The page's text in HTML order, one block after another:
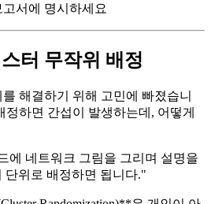
서에 명시하세요
터 무작위 배정
해결하기 위해 고민에 빠졌습니
정하면 간섭이 발생하는데, 어떻게
에 네트워크 그림을 그리며 설명을
위로 배정하면 됩니다."